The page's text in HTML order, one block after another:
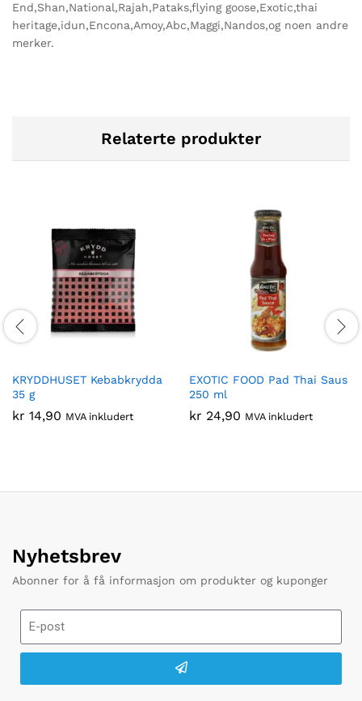
End,Shan,National,Rajah,Pataks,flying goose,Exotic,thai
heritage,idun,Encona,Amoy,Abc,Maggi,Nandos,og noen andre
merker.
Relaterte produkter
KRYDDHUSET Kebabkrydda
35 g
kr 14,90 MVA inkludert
EXOTIC FOOD Pad Thai Saus
250 ml
kr 24,90 MVA inkludert
Nyhetsbrev
Abonner for å få informasjon om produkter og kuponger